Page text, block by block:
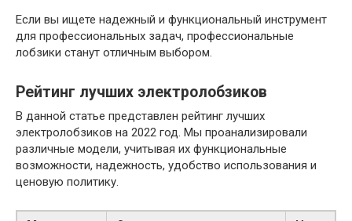
Если вы ищете надежный и функциональный инструмент
для профессиональных задач, профессиональные
лобзики станут отличным выбором.
Рейтинг лучших электролобзиков
В данной статье представлен рейтинг лучших
электролобзиков на 2022 год. Мы проанализировали
различные модели, учитывая их функциональные
возможности, надежность, удобство использования и
ценовую политику.